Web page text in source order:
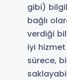
gibi)
bağlı
verdiği
iyi
sürece,